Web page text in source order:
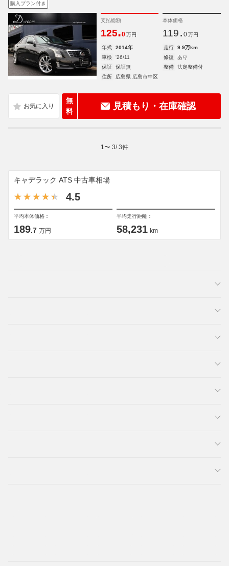
購入プラン付き
支払総額
125.0 万円
本体価格
119. 0 万円
年式 2014年 走行
9.9万km
車検
'26/11 修復
あり
保証
保証無 整備
法定整備付
住所
広島県 広島市中区
無
料
見積もり・在庫確認
1 〜 3/3件
キャデラック ATS 中古車相場
4.5
平均本体価格：
189.7 万円
平均走行距離：
58,231 km